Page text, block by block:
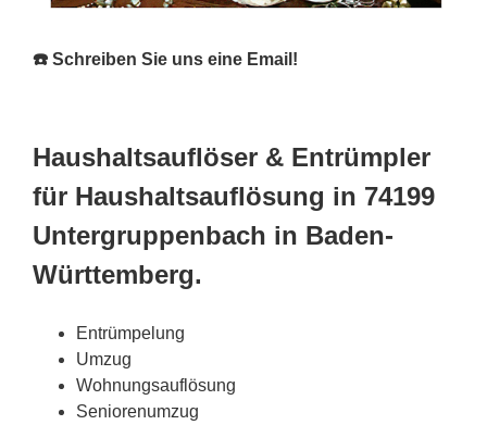
☎️ Schreiben Sie uns eine Email!
Haushaltsauflöser & Entrümpler
für Haushaltsauflösung in 74199
Untergruppenbach in Baden-
Württemberg.
Entrümpelung
Umzug
Wohnungsauflösung
Seniorenumzug